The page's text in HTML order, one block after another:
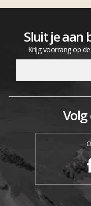
Sluit je aan
Krijg voorrang op